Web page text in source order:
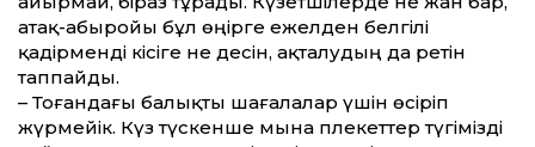
атақ-абыройы бұл өңірге ежелден белгілі
қадірменді кісіге не десін, ақталудың да ретін
таппайды.
– Тоғандағы балықты шағалалар үшін өсіріп
жүрмейік. Күз түскенше мына пәлекеттер түгімізді